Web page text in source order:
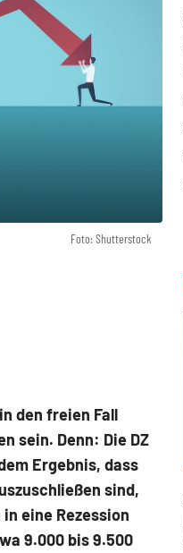
Foto: Shutterstock
den freien Fall
sein. Denn: Die DZ
Ergebnis, dass
sind,
eine Rezession
9.000 bis 9.500